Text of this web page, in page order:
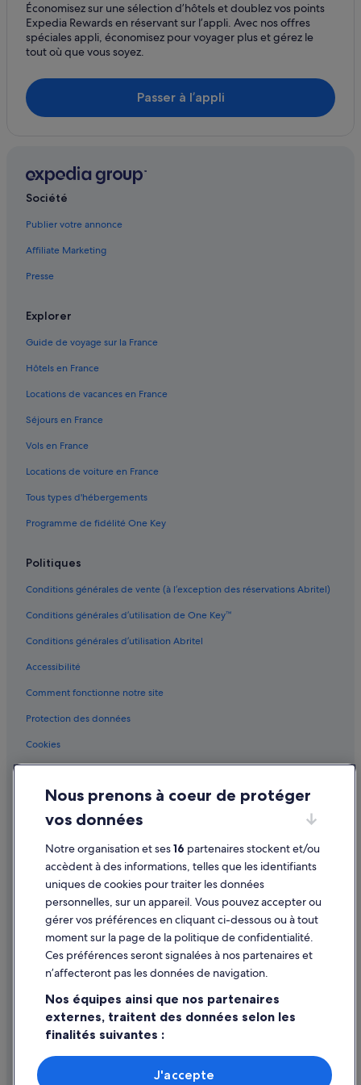
California Living Museum : hôtels à proximité
Centre-Ville de Bakersfield : hôtels Hôtels d’affaires
Centre-Ville de Bakersfield : hôtels Hôtels pas chers
Centre-Ville de Bakersfield : hôtels
Delano : Chambres d’hôtes
Delano : hôtels Hôtels-boutiques
Delano : hôtels Hôtels de luxe
Delano : hôtels Hôtels historiques
Delano : hôtels Hôtels avec restaurant
Delano : hôtels Hôtels pas chers
Delano : Ranchs
Ducor : hôtels Hôtels de luxe
Ducor : hôtels Hôtels pas chers
Eagle Ranch : hôtels Hôtels d’affaires
Eagle Ranch : hôtels Hôtels familiaux
Eagle Ranch : hôtels Hôtels d’aventure
Eagle Ranch : hôtels
Guernsey Mill : hôtels
Meadows Field : hôtels à proximité
Kernville : Maison d’hôtes
Lake Isabella : Agrotourisme
Lebec : Chambres d’hôtes
Lebec : Hôtels capsule
Lebec : hôtels Séjours réservés aux adultes
Lebec : hôtels
Lebec : Pousadas
Lebec : Ranchs
Lebec : Complexes hôteliers
Mckittrick : hôtels Hôtels pas chers
Mojave : hôtels Hôtels pas chers
Mojave : hôtels
Panama : hôtels Hôtels acceptant les animaux de
Économisez sur une sélection d’hôtels et doublez vos points
Expedia Rewards en réservant sur l’appli. Avec nos offres
spéciales appli, économisez pour voyager plus et gérez le
tout où que vous soyez.
Passer à l’appli
Société
Publier votre annonce
Affiliate Marketing
Presse
Explorer
Guide de voyage sur la France
Hôtels en France
Locations de vacances en France
Séjours en France
Vols en France
Locations de voiture en France
Tous types d'hébergements
Programme de fidélité One Key
Politiques
Conditions générales de vente (à l’exception des réservations Abritel)
Conditions générales d’utilisation de One Key™
Conditions générales d’utilisation Abritel
Accessibilité
Comment fonctionne notre site
Protection des données
Cookies
Mentions légales / Nous contacter
Directives de contenu et signalement de contenus
Aide
Assistance
Annuler votre vol
Annuler une réservation d'hôtel ou de location de vacances
Délais de remboursement
Utiliser un bon de réduction Expedia
Documents de voyage internationaux
Nous prenons à coeur de protéger
vos données
Notre organisation et ses16 partenaires stockent et/ou
accèdent à des informations, telles que les identifiants
uniques de cookies pour traiter les données
personnelles, sur un appareil. Vous pouvez accepter ou
gérer vos préférences en cliquant ci-dessous ou à tout
moment sur la page de la politique de confidentialité.
Ces préférences seront signalées à nos partenaires et
n’affecteront pas les données de navigation.
Nos équipes ainsi que nos partenaires
externes, traitent des données selon les
finalités suivantes :
Utiliser des données de géolocalisation précises. Analyser
activement les caractéristiques de l’appareil pour
J'accepte